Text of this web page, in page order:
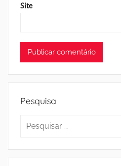
Site
Pesquisa
Pesquisar